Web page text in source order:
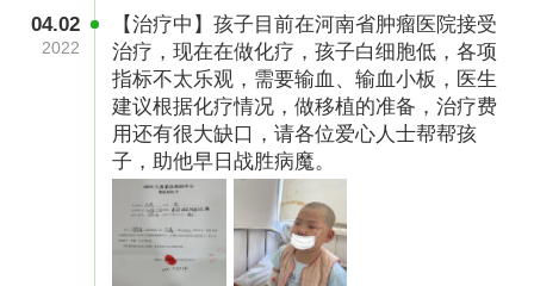
没有办法，我们只能辗转来到了河南省肿瘤医
院，这意味着之前三年所有的努力白费了，一切
04.02
2022
【治疗中】孩子目前在河南省肿瘤医院接受
治疗，现在在做化疗，孩子白细胞低，各项
指标不太乐观，需要输血、输血小板，医生
建议根据化疗情况，做移植的准备，治疗费
用还有很大缺口，请各位爱心人士帮帮孩
子，助他早日战胜病魔。